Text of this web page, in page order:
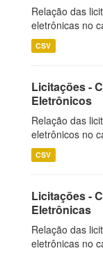
Relação das
eletrônicas no
CSV
Licitações -
Eletrônicos
Relação das
eletrônicos no
CSV
Licitações -
Eletrônicas
Relação das
eletrônicas no